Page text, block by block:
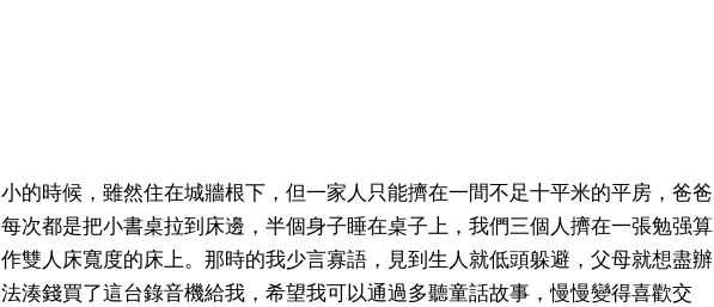
小的時候，雖然住在城牆根下，但一家人只能擠在一間不足十平米的平房，爸爸
每次都是把小書桌拉到床邊，半個身子睡在桌子上，我們三個人擠在一張勉强算
作雙人床寬度的床上。那時的我少言寡語，見到生人就低頭躲避，父母就想盡辦
法湊錢買了這台錄音機給我，希望我可以通過多聽童話故事，慢慢變得喜歡交